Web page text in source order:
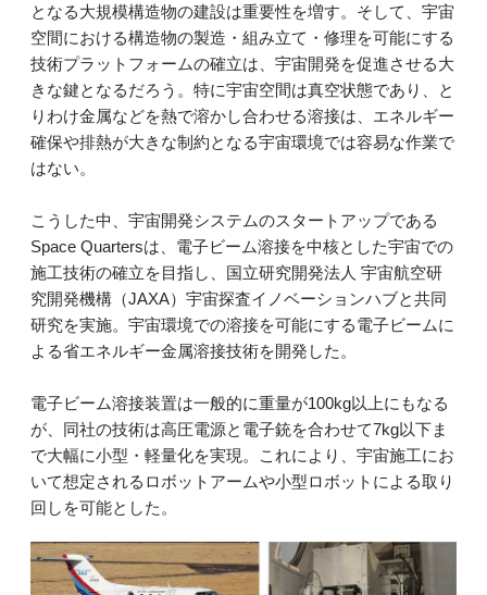
となる大規模構造物の建設は重要性を増す。そして、宇宙
空間における構造物の製造・組み立て・修理を可能にする
技術プラットフォームの確立は、宇宙開発を促進させる大
きな鍵となるだろう。特に宇宙空間は真空状態であり、と
りわけ金属などを熱で溶かし合わせる溶接は、エネルギー
確保や排熱が大きな制約となる宇宙環境では容易な作業で
はない。
こうした中、宇宙開発システムのスタートアップである
Space Quartersは、電子ビーム溶接を中核とした宇宙での
施工技術の確立を目指し、国立研究開発法人 宇宙航空研
究開発機構（JAXA）宇宙探査イノベーションハブと共同
研究を実施。宇宙環境での溶接を可能にする電子ビームに
よる省エネルギー金属溶接技術を開発した。
電子ビーム溶接装置は一般的に重量が100kg以上にもなる
が、同社の技術は高圧電源と電子銃を合わせて7kg以下ま
で大幅に小型・軽量化を実現。これにより、宇宙施工にお
いて想定されるロボットアームや小型ロボットによる取り
回しを可能とした。